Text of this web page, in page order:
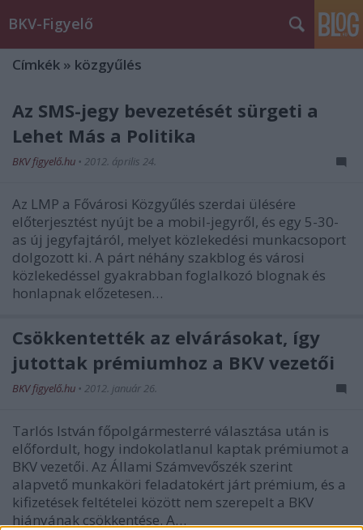
BKV-Figyelő
Címkék » közgyűlés
Az SMS-jegy bevezetését sürgeti a
Lehet Más a Politika
BKV figyelő.hu • 2012. április 24.
Az LMP a Fővárosi Közgyűlés szerdai ülésére
előterjesztést nyújt be a mobil-jegyről, és egy 5-30-
as új jegyfajtáról, melyet közlekedési munkacsoport
dolgozott ki. A párt néhány szakblog és városi
közlekedéssel gyakrabban foglalkozó blognak és
honlapnak előzetesen…
Csökkentették az elvárásokat, így
jutottak prémiumhoz a BKV vezetői
BKV figyelő.hu • 2012. január 26.
Tarlós István főpolgármesterré választása után is
előfordult, hogy indokolatlanul kaptak prémiumot a
BKV vezetői. Az Állami Számvevőszék szerint
alapvető munkaköri feladatokért járt prémium, és a
kifizetések feltételei között nem szerepelt a BKV
hiányának csökkentése. A…